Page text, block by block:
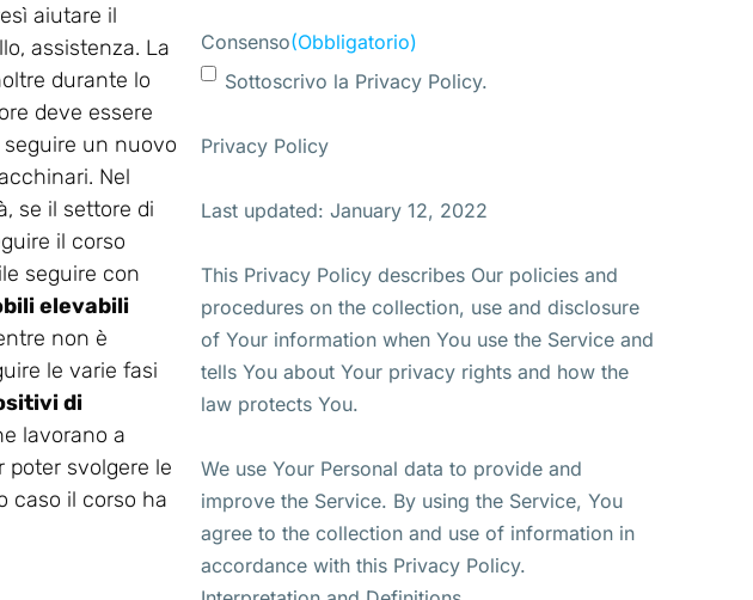
aiutare il
assistenza. La
durante lo
deve essere
un nuovo
Nel
se il settore di
il corso
seguire con
elevabili
non è
le varie fasi
di
lavorano a
poter svolgere le
caso il corso ha
Consenso(Obbligatorio)
Sottoscrivo la Privacy Policy.
Privacy Policy
Last updated: January 12, 2022
This Privacy Policy describes Our policies and
procedures on the collection, use and disclosure
of Your information when You use the Service and
tells You about Your privacy rights and how the
law protects You.
We use Your Personal data to provide and
improve the Service. By using the Service, You
agree to the collection and use of information in
accordance with this Privacy Policy.